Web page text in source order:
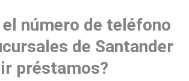
el número de teléfono
de Santander
préstamos?